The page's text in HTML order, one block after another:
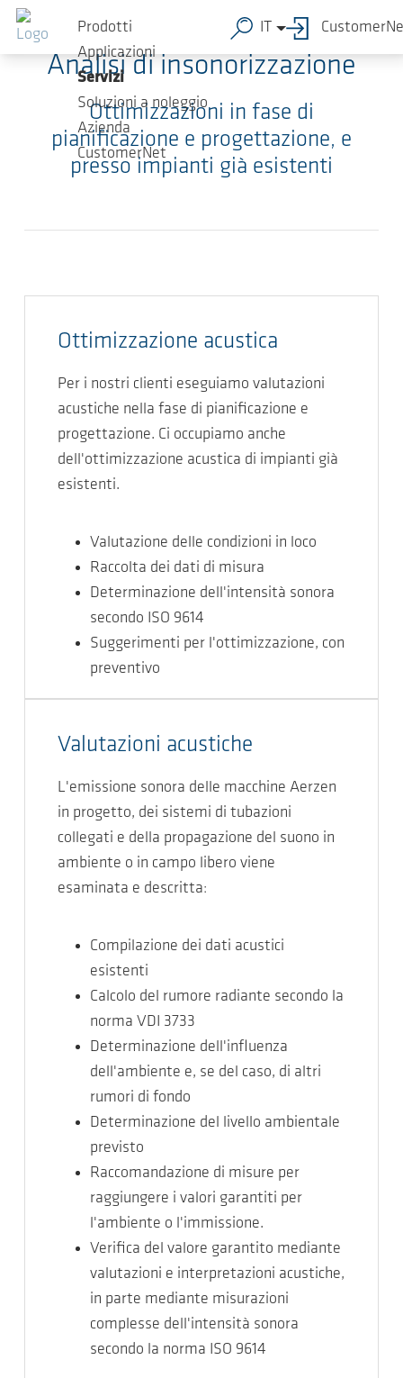
Salta al contenuto principale
Prodotti
Applicazioni
Servizi
Soluzioni a noleggio
Azienda
CustomerNet
IT
Analisi di insonorizzazione
Ottimizzazioni in fase di
pianificazione e progettazione, e
presso impianti già esistenti
Ottimizzazione acustica
Per i nostri clienti eseguiamo valutazioni
acustiche nella fase di pianificazione e
progettazione. Ci occupiamo anche
dell'ottimizzazione acustica di impianti già
esistenti.
Valutazione delle condizioni in loco
Raccolta dei dati di misura
Determinazione dell'intensità sonora
secondo ISO 9614
Suggerimenti per l'ottimizzazione, con
preventivo
Valutazioni acustiche
L'emissione sonora delle macchine Aerzen
in progetto, dei sistemi di tubazioni
collegati e della propagazione del suono in
ambiente o in campo libero viene
esaminata e descritta:
Compilazione dei dati acustici
esistenti
Calcolo del rumore radiante secondo la
norma VDI 3733
Determinazione dell'influenza
dell'ambiente e, se del caso, di altri
rumori di fondo
Determinazione del livello ambientale
previsto
Raccomandazione di misure per
raggiungere i valori garantiti per
l'ambiente o l'immissione.
Verifica del valore garantito mediante
valutazioni e interpretazioni acustiche,
in parte mediante misurazioni
complesse dell'intensità sonora
secondo la norma ISO 9614